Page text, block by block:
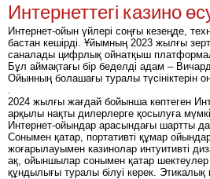
Интернеттегі казино
Интернет-ойын үйлері соңғы кезеңде,
бастан кешірді. Ұйымның 2023 жылғы
саналады цифрлық ойнатқыш
Бұл аймақтағы бір беделді адам –
Ойынның болашағы туралы түсініктерін
.
2024 жылғы жағдай бойынша көптеген
арқылы нақты дилерлерге қосылуға
Интернет-ойындар арасындағы шартты
Сонымен қатар, портативті құмар
жоғарылауымен казинолар интуитивті
ақ, ойыншылар сонымен қатар шектеулер
құндылығы туралы білуі керек. Этикалық